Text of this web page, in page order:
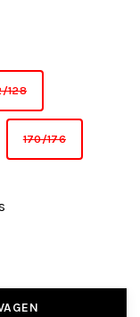
128
170/176